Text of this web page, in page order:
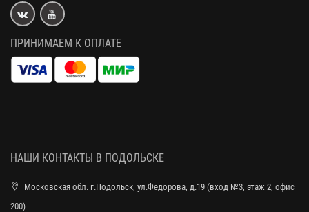
ПРИНИМАЕМ К ОПЛАТЕ
НАШИ КОНТАКТЫ В ПОДОЛЬСКЕ
Московская обл. г.Подольск, ул.Федорова, д.19 (вход №3, этаж 2, офис
200)